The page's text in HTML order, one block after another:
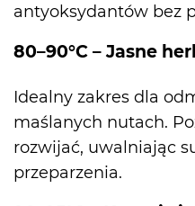
antyoksydantów bez
80–90°C – Jasne
Idealny zakres dla
maślanych nutach.
rozwijać, uwalniając
przeparzenia.